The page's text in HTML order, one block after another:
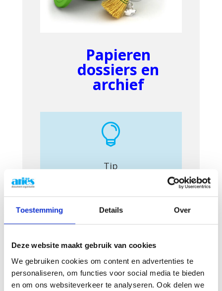
Toestemming Details Over
Deze website maakt gebruik van cookies
We gebruiken cookies om content en advertenties te
personaliseren, om functies voor social media te bieden
en om ons websiteverkeer te analyseren. Ook delen we
Papieren
dossiers en
archief

Tip
tijd met uw papieren dossiers
bent niet alleen. Sommige
documenten kunnen niet digitaal
worden beheerd, of het loont de
moeite niet. Die realiteit zien we